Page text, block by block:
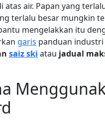
atas air. Papan yang
terlalu besar mungkin
mengelakkan itu
garis panduan
saiz ski atau jadual